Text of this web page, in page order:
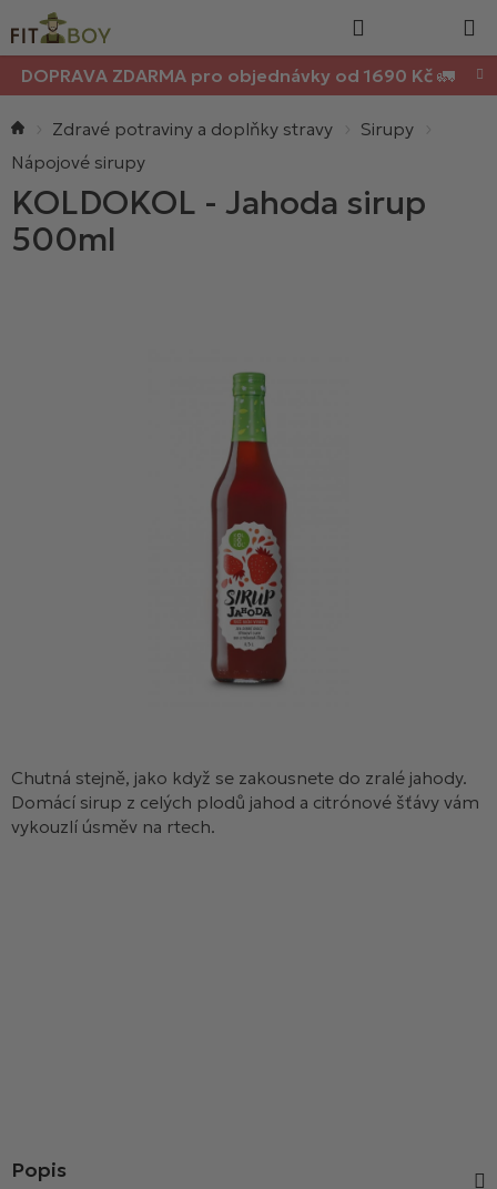
na
obsah
DOPRAVA ZDARMA pro objednávky od 1690 Kč 🚛
košík
Zdravé potraviny a doplňky stravy
Sirupy
Nápojové sirupy
Chutná stejně, jako když se zakousnete do zralé jahody.
Domácí sirup z celých plodů jahod a citrónové šťávy vám
vykouzlí úsměv na rtech.
KOLDOKOL - Jahoda sirup
500ml
Popis